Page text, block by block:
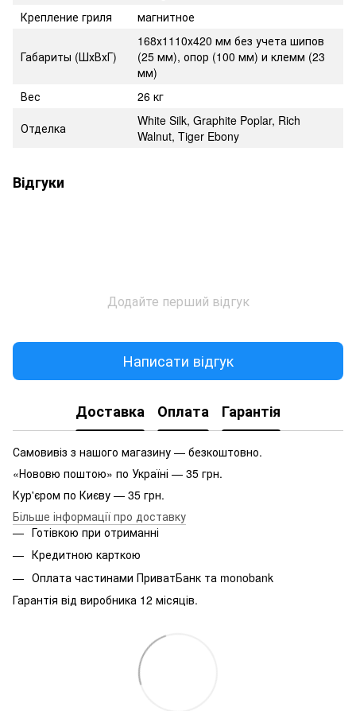
Крепление гриля
магнитное
Габариты (ШхВхГ)
168х1110х420 мм без учета шипов
(25 мм), опор (100 мм) и клемм (23
мм)
Вес
26 кг
Отделка
White Silk, Graphite Poplar, Rich
Walnut, Tiger Ebony
Відгуки
Додайте перший відгук
Написати відгук
Доставка Оплата Гарантія
Самовивіз з нашого магазину — безкоштовно.
«Нововю поштою» по Україні — 35 грн.
Кур'єром по Києву — 35 грн.
Більше інформації про доставку
Готівкою при отриманні
Кредитною карткою
Оплата частинами ПриватБанк та monobank
Гарантія від виробника 12 місяців.